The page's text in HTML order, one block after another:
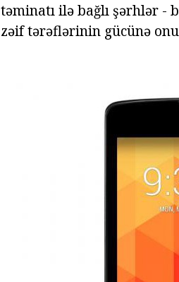
təminatı ilə bağlı şərhlər -
zəif tərəflərinin gücünə